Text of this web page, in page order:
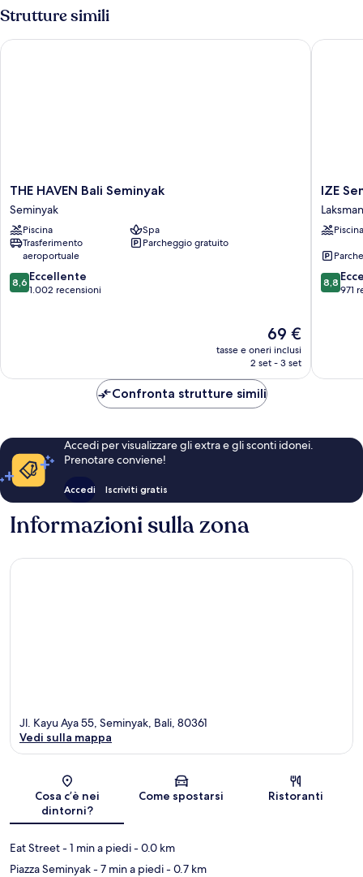
da
(Amadea
Strutture simili
THE
HAVEN
Bali
Seminyak
Seminyak
THE HAVEN Bali Seminyak
Seminyak
Piscina
Spa
Trasferimento
aeroportuale
Parcheggio gratuito
8.6
su
8,6 Eccellente
1.002 recensioni
Il
prezzo
attuale
69 €
69 €
tasse e oneri inclusi
2 set - 3 set
THE HAVEN Bali Seminyak
IZE
by
IZE
Piscina
8.8
su
8,8
971
IZE
Confronta strutture simili
Accedi per visualizzare gli extra e gli sconti idonei.
Prenotare conviene!
Accedi Iscriviti gratis
Informazioni sulla zona
Mappa
Jl. Kayu Aya 55, Seminyak, Bali, 80361
Vedi sulla mappa
Cosa c’è nei
dintorni?
Come spostarsi Ristoranti
Eat Street- 1 min a piedi- 0.0 km
Piazza Seminyak- 7 min a piedi- 0.7 km